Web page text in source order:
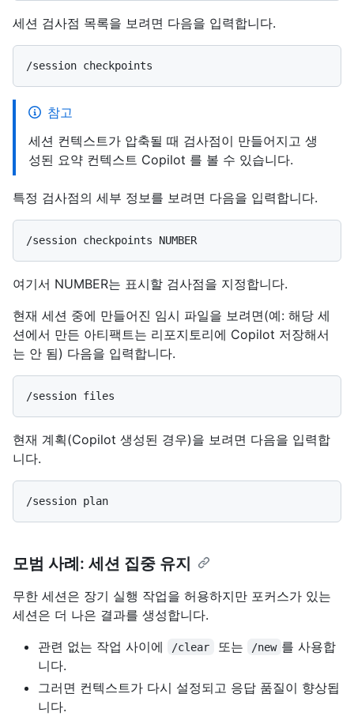
세션 검사점 목록을 보려면 다음을 입력합니다.
참고
세션 컨텍스트가 압축될 때 검사점이 만들어지고 생
성된 요약 컨텍스트 Copilot 를 볼 수 있습니다.
특정 검사점의 세부 정보를 보려면 다음을 입력합니다.
여기서 NUMBER는 표시할 검사점을 지정합니다.
현재 세션 중에 만들어진 임시 파일을 보려면(예: 해당 세
션에서 만든 아티팩트는 리포지토리에 Copilot 저장해서
는 안 됨) 다음을 입력합니다.
현재 계획(Copilot 생성된 경우)을 보려면 다음을 입력합
니다.
모범 사례: 세션 집중 유지
무한 세션은 장기 실행 작업을 허용하지만 포커스가 있는
세션은 더 나은 결과를 생성합니다.
관련 없는 작업 사이에
/clear 또는 /new 를 사용합
니다.
그러면 컨텍스트가 다시 설정되고 응답 품질이 향상됩
니다.